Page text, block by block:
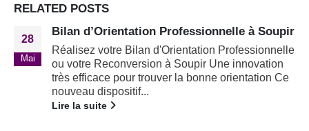
RELATED POSTS
28
Mai
Bilan d’Orientation Professionnelle à Soupir
Réalisez votre Bilan d'Orientation Professionnelle
ou votre Reconversion à Soupir Une innovation
très efficace pour trouver la bonne orientation Ce
nouveau dispositif...
Lire la suite